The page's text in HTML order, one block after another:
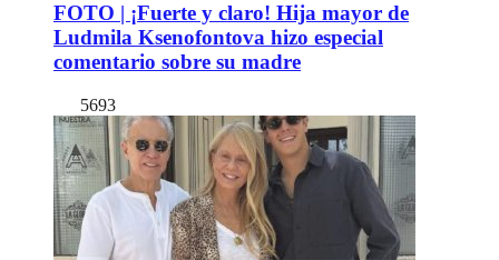
FOTO | ¡Fuerte y claro! Hija mayor de
Ludmila Ksenofontova hizo especial
comentario sobre su madre
5693